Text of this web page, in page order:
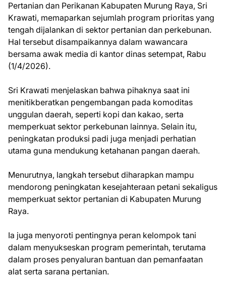
Pertanian dan Perikanan Kabupaten Murung Raya, Sri
Krawati, memaparkan sejumlah program prioritas yang
tengah dijalankan di sektor pertanian dan perkebunan.
Hal tersebut disampaikannya dalam wawancara
bersama awak media di kantor dinas setempat, Rabu
(1/4/2026).
Sri Krawati menjelaskan bahwa pihaknya saat ini
menitikberatkan pengembangan pada komoditas
unggulan daerah, seperti kopi dan kakao, serta
memperkuat sektor perkebunan lainnya. Selain itu,
peningkatan produksi padi juga menjadi perhatian
utama guna mendukung ketahanan pangan daerah.
Menurutnya, langkah tersebut diharapkan mampu
mendorong peningkatan kesejahteraan petani sekaligus
memperkuat sektor pertanian di Kabupaten Murung
Raya.
Ia juga menyoroti pentingnya peran kelompok tani
dalam menyukseskan program pemerintah, terutama
dalam proses penyaluran bantuan dan pemanfaatan
alat serta sarana pertanian.